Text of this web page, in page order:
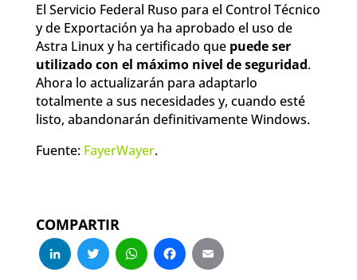
El Servicio Federal Ruso para el Control Técnico
y de Exportación ya ha aprobado el uso de
Astra Linux y ha certificado que puede ser
utilizado con el máximo nivel de seguridad.
Ahora lo actualizarán para adaptarlo
totalmente a sus necesidades y, cuando esté
listo, abandonarán definitivamente Windows.
Fuente: FayerWayer.
COMPARTIR
LinkedIn
Twitter
WhatsApp
Facebook